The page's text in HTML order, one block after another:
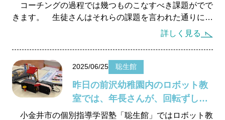
コーチングの過程では幾つものこなすべき課題がでで
きます。 生徒さんはそれらの課題を言われた通りに、
きちんとこなせるか、そうでないかで勉強の伸びが決ま
論はやるか、やらないかの問題です。実行できる生徒さ
んの成績は確実に伸びていきます。でも、なかなかこち
らの言うとおりに実行できない生徒さんの成績は伸び悩
んでしまいます。
詳しく見る
2025/06/25 聡生館
昨日の前沢幼稚園内のロボット教
室では、年長さんが、回転ずしロ
ボットを作りました。
小金井市の個別指導学習塾「聡生館」ではロボット教